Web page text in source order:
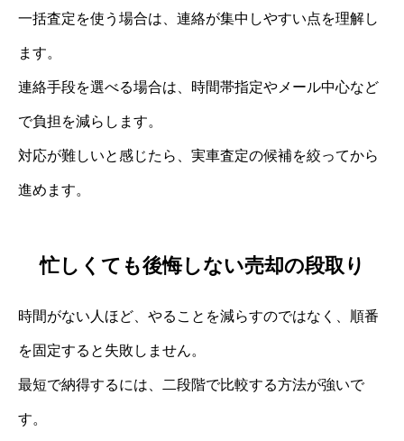
一括査定を使う場合は、連絡が集中しやすい点を理解し
ます。
連絡手段を選べる場合は、時間帯指定やメール中心など
で負担を減らします。
対応が難しいと感じたら、実車査定の候補を絞ってから
進めます。
忙しくても後悔しない売却の段取り
時間がない人ほど、やることを減らすのではなく、順番
を固定すると失敗しません。
最短で納得するには、二段階で比較する方法が強いで
す。